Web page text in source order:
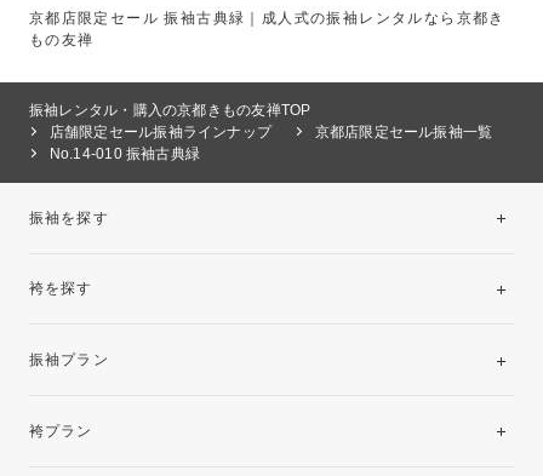
京都店限定セール 振袖古典緑｜成人式の振袖レンタルなら京都き
もの友禅
振袖レンタル・購入の京都きもの友禅TOP
店舗限定セール振袖ラインナップ
京都店限定セール振袖一覧
No.14-010 振袖古典緑
振袖を探す
袴を探す
振袖プラン
レンタルプラン
袴プラン